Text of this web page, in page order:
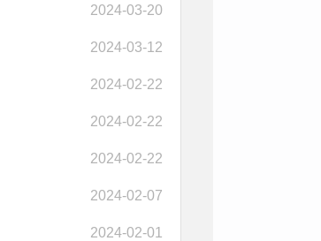
2024-03-20
2024-03-12
2024-02-22
2024-02-22
2024-02-22
2024-02-07
2024-02-01